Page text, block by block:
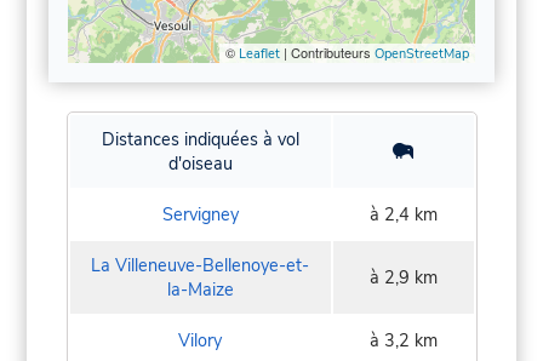
© Leaflet| Contributeurs OpenStreetMap
Distances indiquées à vol
d'oiseau
Servigney à 2,4 km
La Villeneuve-Bellenoye-et-
la-Maize
à 2,9 km
Vilory à 3,2 km